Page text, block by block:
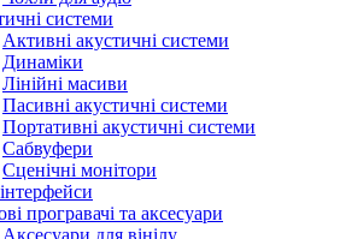
системи
Активні акустичні системи
Динаміки
Лінійні масиви
Пасивні акустичні системи
Портативні акустичні системи
Сабвуфери
Сценічні монітори
програвачі та аксесуари
Аксесуари для вінілу